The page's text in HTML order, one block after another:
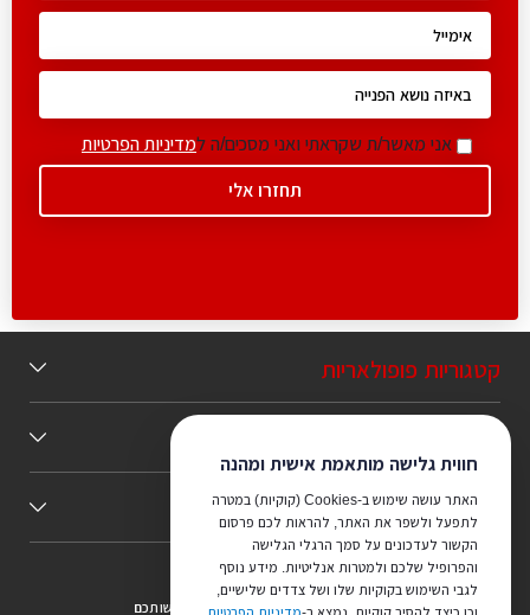
אני מאשר/ת שקראתי ואני מסכים/ה למדיניות הפרטיות
חווית גלישה מותאמת אישית ומהנה
האתר עושה שימוש ב-Cookies (קוקיות) במטרה
לתפעל ולשפר את האתר, להראות לכם פרסום
הקשור לעדכונים על סמך הרגלי הגלישה
והפרופיל שלכם ולמטרות אנליטיות. מידע נוסף
לגבי השימוש בקוקיות שלו ושל צדדים שלישיים,
קטגוריות פופולאריות
כללי
צריכים ייעוץ מהמקצוענים שלנו? נשמח לעמוד לרשותכם